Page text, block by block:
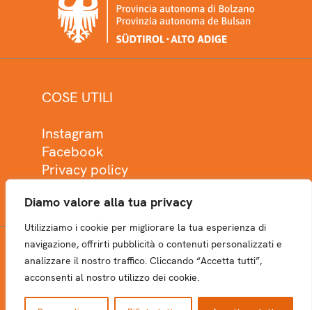
Diamo valore alla tua privacy
Utilizziamo i cookie per migliorare la tua esperienza di
navigazione, offrirti pubblicità o contenuti personalizzati e
analizzare il nostro traffico. Cliccando “Accetta tutti”,
acconsenti al nostro utilizzo dei cookie.
COSE UTILI
Instagram
Facebook
Privacy policy
NEWSLETTER